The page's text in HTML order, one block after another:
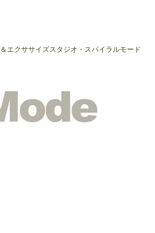
エクササイズスタジオ・スパイラルモード